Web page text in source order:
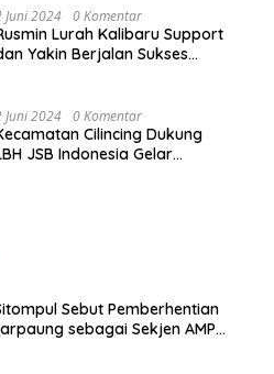
LBH JSB Indonesia
Juni 2024 0 Komentar
Lurah Kalibaru Support
Yakin Berjalan Sukses
di Jakarta Utara
Juni 2024 0 Komentar
Cilincing Dukung
JSB Indonesia Gelar
Sebut Pemberhentian
sebagai Sekjen AMPI